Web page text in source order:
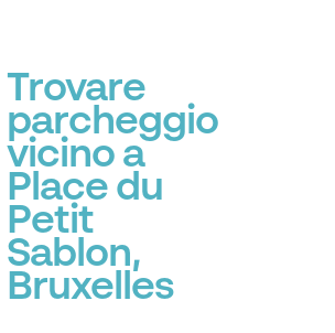
Trovare
parcheggio
vicino a
Place du
Petit
Sablon,
Bruxelles